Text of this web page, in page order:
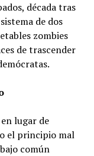
década tras
de dos
zombies
de trascender
lugar de
el principio mal
común